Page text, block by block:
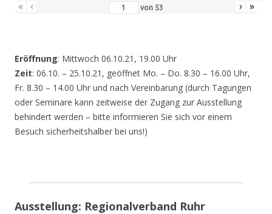
« ‹ von 53 › »
Eröffnung: Mittwoch 06.10.21, 19.00 Uhr
Zeit: 06.10. – 25.10.21, geöffnet Mo. – Do. 8.30 – 16.00 Uhr,
Fr. 8.30 – 14.00 Uhr und nach Vereinbarung (durch Tagungen
oder Seminare kann zeitweise der Zugang zur Ausstellung
behindert werden – bitte informieren Sie sich vor einem
Besuch sicherheitshalber bei uns!)
Ausstellung: Regionalverband Ruhr